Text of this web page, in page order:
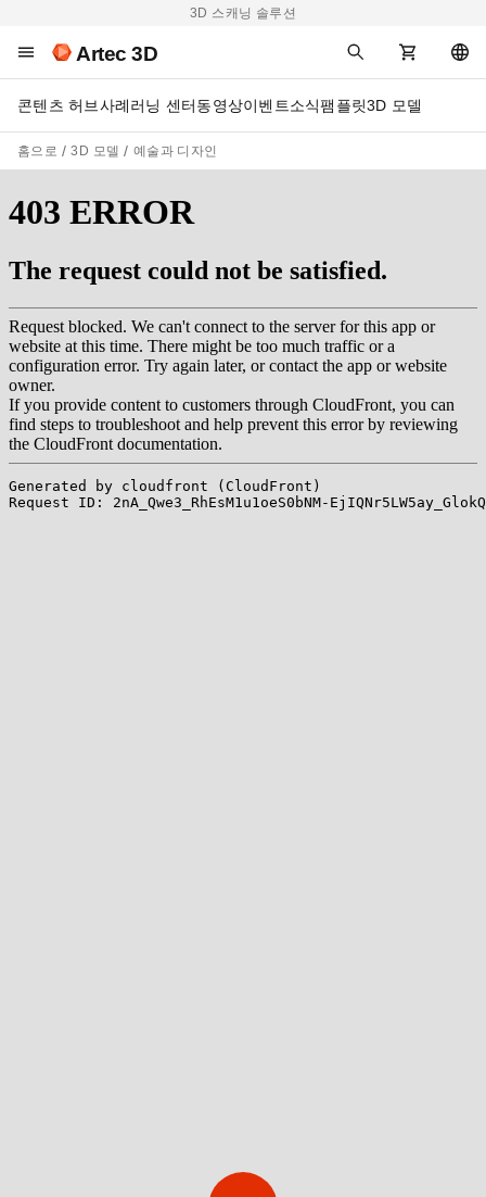
3D 스캐닝 솔루션
Artec 3D
콘텐츠 허브사례러닝 센터동영상이벤트소식팸플릿3D 모델
홈으로 3D 모델 예술과 디자인